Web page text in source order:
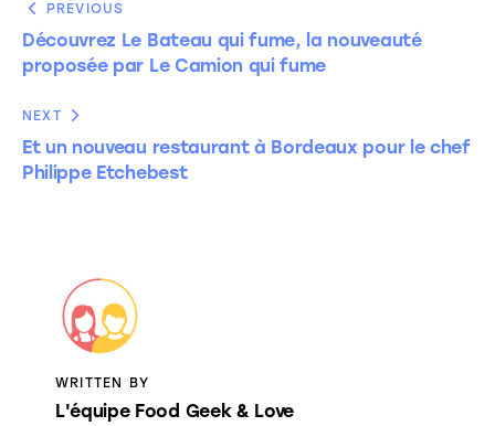
PREVIOUS
Découvrez Le Bateau qui fume, la nouveauté
proposée par Le Camion qui fume
NEXT
Et un nouveau restaurant à Bordeaux pour le chef
Philippe Etchebest
WRITTEN BY
L'équipe Food Geek & Love